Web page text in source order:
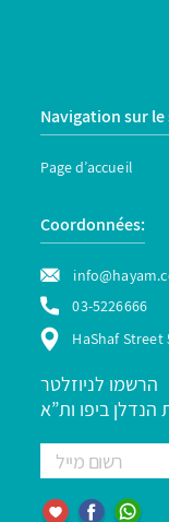
Navigation sur le
Page d’accueil
Coordonnées:
03-5226666
HaShaf Street
הרשמו לניוזלטר
הנדלן ביפו ות”א